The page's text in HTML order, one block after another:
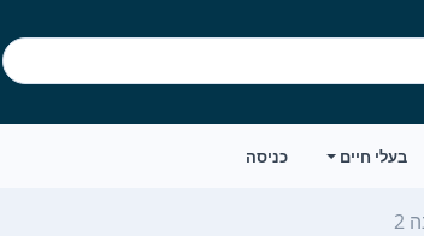
בעלי חיים כניסה
2